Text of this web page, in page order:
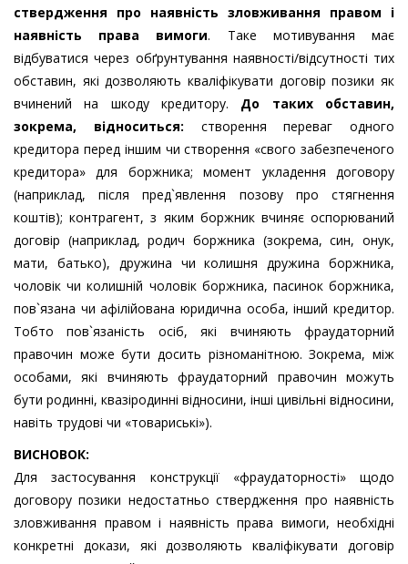
ствердження про наявність зловживання правом і
наявність права вимоги. Таке мотивування має
відбуватися через обґрунтування наявності/відсутності тих
обставин, які дозволяють кваліфікувати договір позики як
вчинений на шкоду кредитору. До таких обставин,
зокрема, відноситься: створення переваг одного
кредитора перед іншим чи створення «свого забезпеченого
кредитора» для боржника; момент укладення договору
(наприклад, після пред`явлення позову про стягнення
коштів); контрагент, з яким боржник вчиняє оспорюваний
договір (наприклад, родич боржника (зокрема, син, онук,
мати, батько), дружина чи колишня дружина боржника,
чоловік чи колишній чоловік боржника, пасинок боржника,
пов`язана чи афілійована юридична особа, інший кредитор.
Тобто пов`язаність осіб, які вчиняють фраудаторний
правочин може бути досить різноманітною. Зокрема, між
особами, які вчиняють фраудаторний правочин можуть
бути родинні, квазіродинні відносини, інші цивільні відносини,
навіть трудові чи «товариські»).
ВИСНОВОК:
Для застосування конструкції «фраудаторності» щодо
договору позики недостатньо ствердження про наявність
зловживання правом і наявність права вимоги, необхідні
конкретні докази, які дозволяють кваліфікувати договір